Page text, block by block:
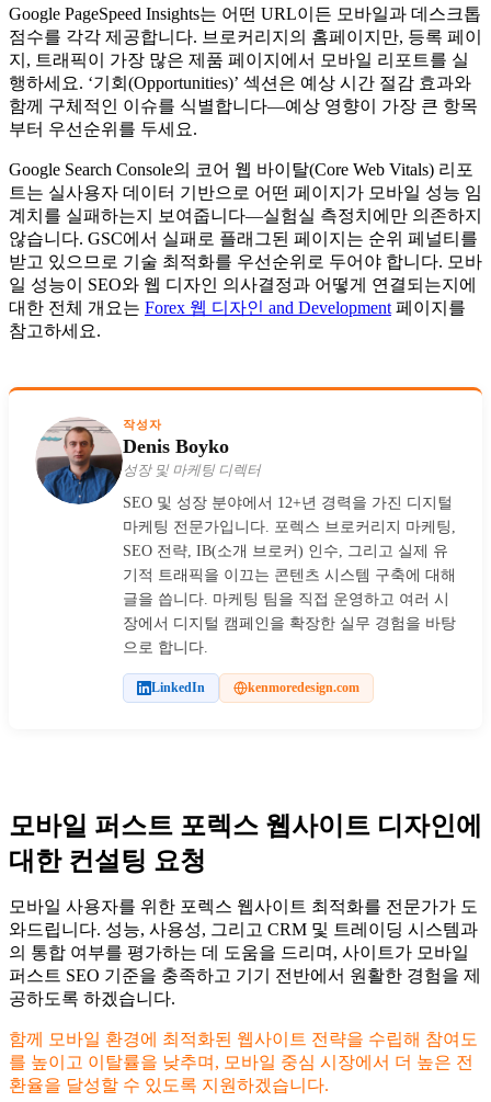
Google PageSpeed Insights는 어떤 URL이든 모바일과 데스크톱
점수를 각각 제공합니다. 브로커리지의 홈페이지만, 등록 페이
지, 트래픽이 가장 많은 제품 페이지에서 모바일 리포트를 실
행하세요. ‘기회(Opportunities)’ 섹션은 예상 시간 절감 효과와
함께 구체적인 이슈를 식별합니다—예상 영향이 가장 큰 항목
부터 우선순위를 두세요.
Google Search Console의 코어 웹 바이탈(Core Web Vitals) 리포
트는 실사용자 데이터 기반으로 어떤 페이지가 모바일 성능 임
계치를 실패하는지 보여줍니다—실험실 측정치에만 의존하지
않습니다. GSC에서 실패로 플래그된 페이지는 순위 페널티를
받고 있으므로 기술 최적화를 우선순위로 두어야 합니다. 모바
일 성능이 SEO와 웹 디자인 의사결정과 어떻게 연결되는지에
대한 전체 개요는 Forex 웹 디자인 and Development 페이지를
참고하세요.
작성자
Denis Boyko
성장 및 마케팅 디렉터
SEO 및 성장 분야에서 12+년 경력을 가진 디지털
마케팅 전문가입니다. 포렉스 브로커리지 마케팅,
SEO 전략, IB(소개 브로커) 인수, 그리고 실제 유
기적 트래픽을 이끄는 콘텐츠 시스템 구축에 대해
글을 씁니다. 마케팅 팀을 직접 운영하고 여러 시
장에서 디지털 캠페인을 확장한 실무 경험을 바탕
으로 합니다.
LinkedIn kenmoredesign.com
모바일 퍼스트 포렉스 웹사이트 디자인에
대한 컨설팅 요청
모바일 사용자를 위한 포렉스 웹사이트 최적화를 전문가가 도
와드립니다. 성능, 사용성, 그리고 CRM 및 트레이딩 시스템과
의 통합 여부를 평가하는 데 도움을 드리며, 사이트가 모바일
퍼스트 SEO 기준을 충족하고 기기 전반에서 원활한 경험을 제
공하도록 하겠습니다.
함께 모바일 환경에 최적화된 웹사이트 전략을 수립해 참여도
를 높이고 이탈률을 낮추며, 모바일 중심 시장에서 더 높은 전
환율을 달성할 수 있도록 지원하겠습니다.